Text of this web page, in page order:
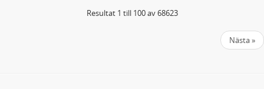
Resultat 1 till 100 av 68623
Nästa »